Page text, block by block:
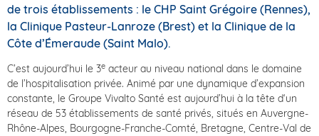
de trois établissements : le CHP Saint Grégoire (Rennes),
la Clinique Pasteur-Lanroze (Brest) et la Clinique de la
Côte d’Émeraude (Saint Malo).
C’est aujourd’hui le 3e acteur au niveau national dans le domaine
de l’hospitalisation privée. Animé par une dynamique d’expansion
constante, le Groupe Vivalto Santé est aujourd’hui à la tête d‘un
réseau de 53 établissements de santé privés, situés en Auvergne-
Rhône-Alpes, Bourgogne-Franche-Comté, Bretagne, Centre-Val de